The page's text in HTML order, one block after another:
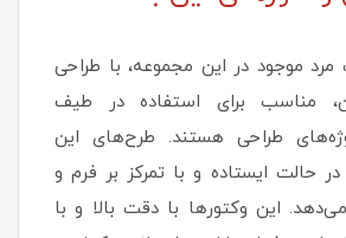
موجود در این مجموعه، با طراحی
مناسب برای استفاده در طیف
طراحی هستند. طرح‌های این
حالت ایستاده و با تمرکز بر فرم و
این وکتورها با دقت بالا و با